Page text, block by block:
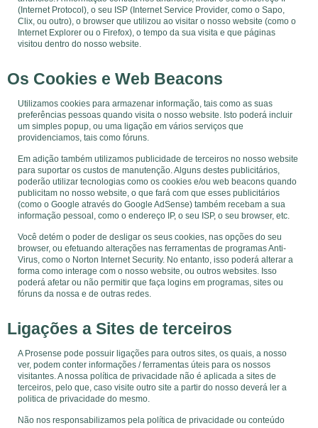
(Internet Protocol), o seu ISP (Internet Service Provider, como o Sapo,
Clix, ou outro), o browser que utilizou ao visitar o nosso website (como o
Internet Explorer ou o Firefox), o tempo da sua visita e que páginas
visitou dentro do nosso website.
Os Cookies e Web Beacons
Utilizamos cookies para armazenar informação, tais como as suas
preferências pessoas quando visita o nosso website. Isto poderá incluir
um simples popup, ou uma ligação em vários serviços que
providenciamos, tais como fóruns.
Em adição também utilizamos publicidade de terceiros no nosso website
para suportar os custos de manutenção. Alguns destes publicitários,
poderão utilizar tecnologias como os cookies e/ou web beacons quando
publicitam no nosso website, o que fará com que esses publicitários
(como o Google através do Google AdSense) também recebam a sua
informação pessoal, como o endereço IP, o seu ISP, o seu browser, etc.
Você detém o poder de desligar os seus cookies, nas opções do seu
browser, ou efetuando alterações nas ferramentas de programas Anti-
Virus, como o Norton Internet Security. No entanto, isso poderá alterar a
forma como interage com o nosso website, ou outros websites. Isso
poderá afetar ou não permitir que faça logins em programas, sites ou
fóruns da nossa e de outras redes.
Ligações a Sites de terceiros
A Prosense pode possuir ligações para outros sites, os quais, a nosso
ver, podem conter informações / ferramentas úteis para os nossos
visitantes. A nossa política de privacidade não é aplicada a sites de
terceiros, pelo que, caso visite outro site a partir do nosso deverá ler a
politica de privacidade do mesmo.
Não nos responsabilizamos pela política de privacidade ou conteúdo